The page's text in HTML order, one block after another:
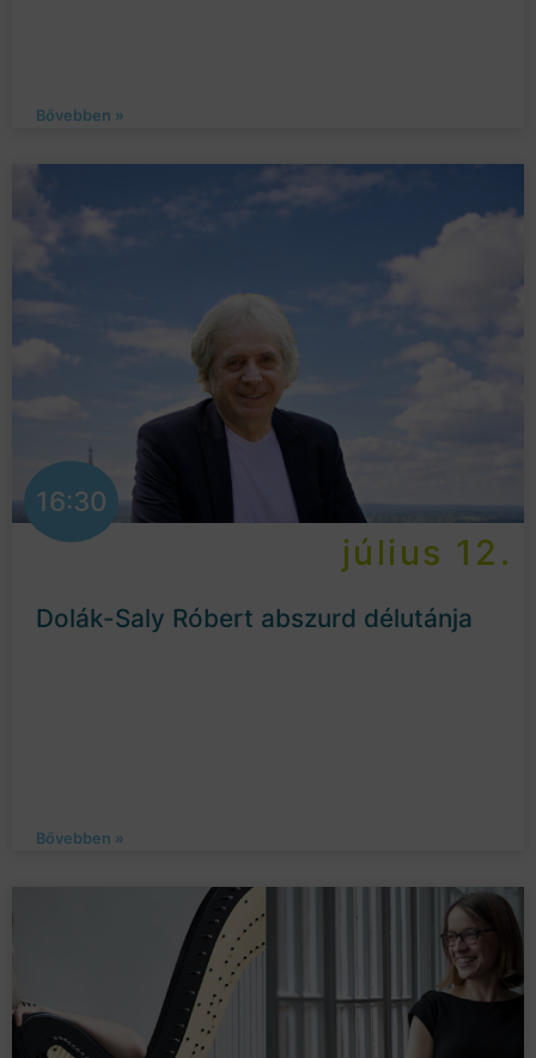
Bővebben »
16:30
július 12.
Dolák-Saly Róbert abszurd délutánja
Bővebben »